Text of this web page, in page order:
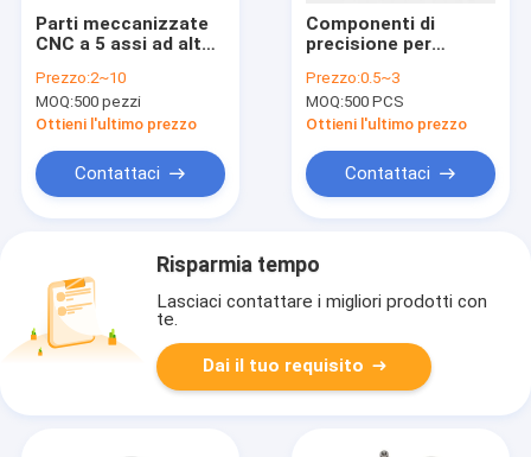
Parti meccanizzate
CNC a 5 assi ad alta
Prezzo:2~10
MOQ:500 pezzi
Ottieni l'ultimo prezzo
Contattaci
Componenti di
precisione per
Prezzo:0.5~3
MOQ:500 PCS
Ottieni l'ultimo prezzo
Contattaci
Risparmia tempo
Lasciaci contattare i migliori prodotti con
te.
Dai il tuo requisito